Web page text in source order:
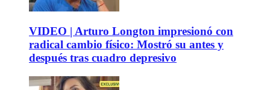
VIDEO | Arturo Longton impresionó con
radical cambio físico: Mostró su antes y
después tras cuadro depresivo